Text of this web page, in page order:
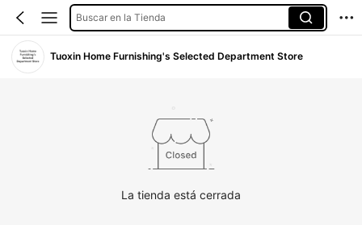
Buscar en la Tienda
Tuoxin Home Furnishing's Selected Department Store
La tienda está cerrada